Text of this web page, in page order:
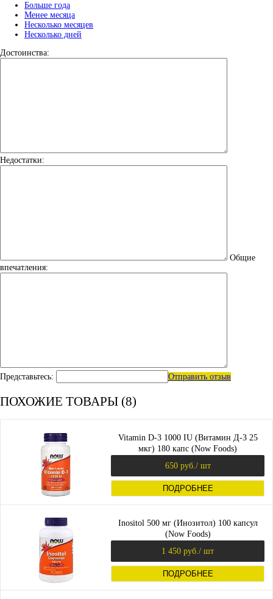
Больше года
Менее месяца
Несколько месяцев
Несколько дней
Достоинства:
Недостатки:
Общие
впечатления:
Представьтесь: Отправить отзыв
ПОХОЖИЕ ТОВАРЫ (8)
Vitamin D-3 1000 IU (Витамин Д-3 25
мкг) 180 капс (Now Foods)
650 руб. / шт
ПОДРОБНЕЕ
Inositol 500 мг (Инозитол) 100 капсул
(Now Foods)
1 450 руб. / шт
ПОДРОБНЕЕ